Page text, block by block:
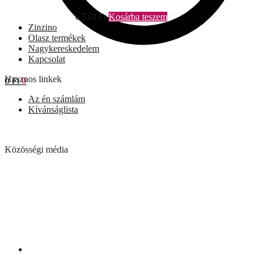
0Ft 0
6 710 Ft Kosárba teszem
Zinzino
Olasz termékek
Nagykereskedelem
Kapcsolat
Hasznos linkek
Az én számlám
Kívánságlista
Közösségi média